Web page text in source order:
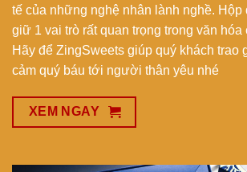
tế của những nghệ nhân lành nghề. Hộp
giữ 1 vai trò rất quan trọng trong văn
Hãy để ZingSweets giúp quý khách trao
cảm quý báu tới người thân yêu nhé
XEM NGAY